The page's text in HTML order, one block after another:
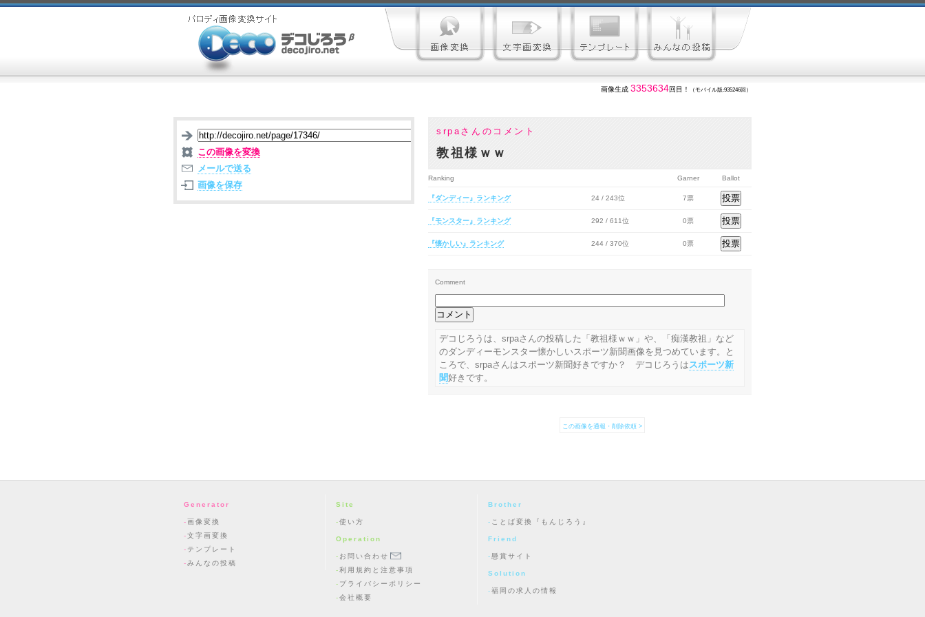
画像生成 3353634回目！ （モバイル版:935246回）
srpaさんのコメント
教祖様ｗｗ
この画像を変換
メールで送る
画像を保存
Ranking Garner Ballot
『ダンディー』ランキング 24 / 243位 7票
『モンスター』ランキング 292 / 611位 0票
『懐かしい』ランキング 244 / 370位 0票
Comment
デコじろうは、srpaさんの投稿した「教祖様ｗｗ」や、「痴漢教祖」など
のダンディーモンスター懐かしいスポーツ新聞画像を見つめています。と
ころで、srpaさんはスポーツ新聞好きですか？ デコじろうはスポーツ新
聞好きです。
この画像を通報・削除依頼 >
Generator
画像変換
文字画変換
テンプレート
みんなの投稿
Site
使い方
Operation
お問い合わせ
利用規約と注意事項
プライバシーポリシー
会社概要
Brother
ことば変換『もんじろう』
Friend
懸賞サイト
Solution
福岡の求人の情報